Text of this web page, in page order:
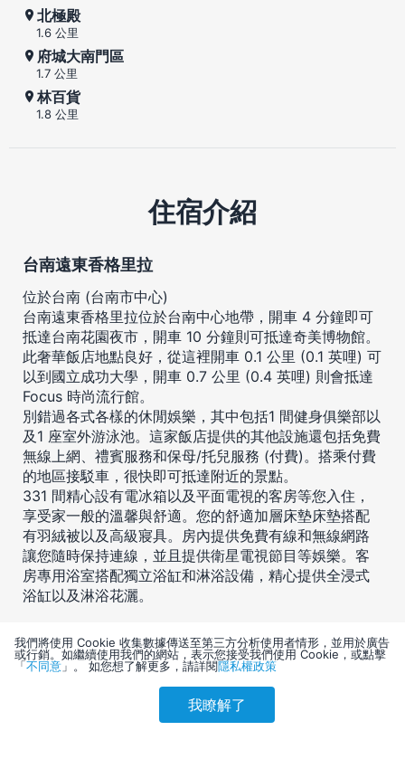
刷卡優惠 會員訂購
北極殿
1.6 公里
府城大南門區
1.7 公里
林百貨
1.8 公里
住宿介紹
台南遠東香格里拉
位於台南 (台南市中心)
台南遠東香格里拉位於台南中心地帶，開車 4 分鐘即可
抵達台南花園夜市，開車 10 分鐘則可抵達奇美博物館。
此奢華飯店地點良好，從這裡開車 0.1 公里 (0.1 英哩) 可
以到國立成功大學，開車 0.7 公里 (0.4 英哩) 則會抵達
Focus 時尚流行館。
別錯過各式各樣的休閒娛樂，其中包括1 間健身俱樂部以
及1 座室外游泳池。這家飯店提供的其他設施還包括免費
無線上網、禮賓服務和保母/托兒服務 (付費)。搭乘付費
的地區接駁車，很快即可抵達附近的景點。
331 間精心設有電冰箱以及平面電視的客房等您入住，
享受家一般的溫馨與舒適。您的舒適加層床墊床墊搭配
有羽絨被以及高級寢具。房內提供免費有線和無線網路
讓您隨時保持連線，並且提供衛星電視節目等娛樂。客
房專用浴室搭配獨立浴缸和淋浴設備，精心提供全浸式
浴缸以及淋浴花灑。
住宿設施服務
我們將使用 Cookie 收集數據傳送至第三方分析使用者情形，並用於廣告
或行銷。如繼續使用我們的網站，表示您接受我們使用 Cookie，或點擊
「不同意 」。 如您想了解更多，請詳閱隱私權政策
我瞭解了